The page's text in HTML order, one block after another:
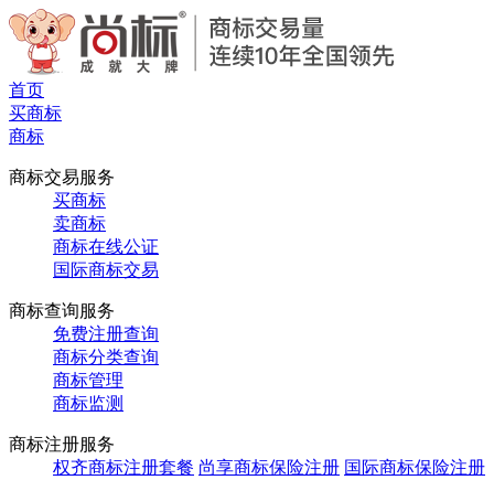
首页
买商标
商标
商标交易服务
买商标
卖商标
商标在线公证
国际商标交易
商标查询服务
免费注册查询
商标分类查询
商标管理
商标监测
商标注册服务
权齐商标注册套餐 尚享商标保险注册 国际商标保险注册